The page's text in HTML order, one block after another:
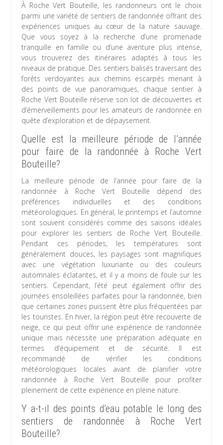
À Roche Vert Bouteille, les randonneurs ont le choix
parmi une variété de sentiers de randonnée offrant des
expériences uniques au cœur de la nature sauvage.
Que vous soyez à la recherche d’une promenade
tranquille en famille ou d’une aventure plus intense,
vous trouverez des itinéraires adaptés à tous les
niveaux de pratique. Des sentiers balisés traversant des
forêts verdoyantes aux chemins escarpés menant à
des points de vue panoramiques, chaque sentier à
Roche Vert Bouteille réserve son lot de découvertes et
d’émerveillements pour les amateurs de randonnée en
quête d’exploration et de dépaysement.
Quelle est la meilleure période de l’année
pour faire de la randonnée à Roche Vert
Bouteille?
La meilleure période de l’année pour faire de la
randonnée à Roche Vert Bouteille dépend des
préférences individuelles et des conditions
météorologiques. En général, le printemps et l’automne
sont souvent considérés comme des saisons idéales
pour explorer les sentiers de Roche Vert Bouteille.
Pendant ces périodes, les températures sont
généralement douces, les paysages sont magnifiques
avec une végétation luxuriante ou des couleurs
automnales éclatantes, et il y a moins de foule sur les
sentiers. Cependant, l’été peut également offrir des
journées ensoleillées parfaites pour la randonnée, bien
que certaines zones puissent être plus fréquentées par
les touristes. En hiver, la région peut être recouverte de
neige, ce qui peut offrir une expérience de randonnée
unique mais nécessite une préparation adéquate en
termes d’équipement et de sécurité. Il est
recommandé de vérifier les conditions
météorologiques locales avant de planifier votre
randonnée à Roche Vert Bouteille pour profiter
pleinement de cette expérience en pleine nature.
Y a-t-il des points d’eau potable le long des
sentiers de randonnée à Roche Vert
Bouteille?